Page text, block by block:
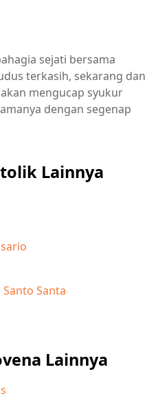
sejati bersama
terkasih, sekarang dan
mengucap syukur
dengan segenap
Lainnya
Santa
Lainnya